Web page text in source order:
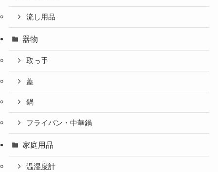
流し用品
器物
取っ手
蓋
鍋
フライパン・中華鍋
家庭用品
温湿度計